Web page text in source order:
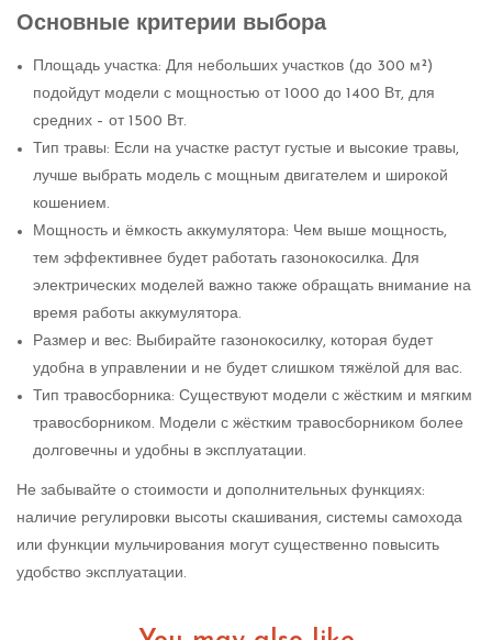
Основные критерии выбора
Площадь участка: Для небольших участков (до 300 м²)
подойдут модели с мощностью от 1000 до 1400 Вт, для
средних – от 1500 Вт.
Тип травы: Если на участке растут густые и высокие травы,
лучше выбрать модель с мощным двигателем и широкой
кошением.
Мощность и ёмкость аккумулятора: Чем выше мощность,
тем эффективнее будет работать газонокосилка. Для
электрических моделей важно также обращать внимание на
время работы аккумулятора.
Размер и вес: Выбирайте газонокосилку, которая будет
удобна в управлении и не будет слишком тяжёлой для вас.
Тип травосборника: Существуют модели с жёстким и мягким
травосборником. Модели с жёстким травосборником более
долговечны и удобны в эксплуатации.
Не забывайте о стоимости и дополнительных функциях:
наличие регулировки высоты скашивания, системы самохода
или функции мульчирования могут существенно повысить
удобство эксплуатации.